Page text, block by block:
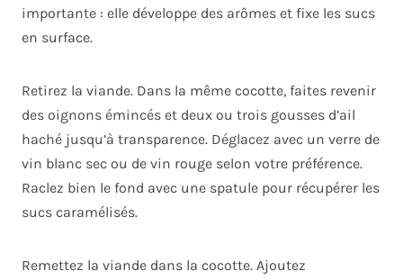
importante : elle développe des arômes et fixe les sucs
en surface.
Retirez la viande. Dans la même cocotte, faites revenir
des oignons émincés et deux ou trois gousses d’ail
haché jusqu’à transparence. Déglacez avec un verre de
vin blanc sec ou de vin rouge selon votre préférence.
Raclez bien le fond avec une spatule pour récupérer les
sucs caramélisés.
Remettez la viande dans la cocotte. Ajoutez